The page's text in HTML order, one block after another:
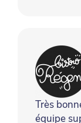
Très
équipe